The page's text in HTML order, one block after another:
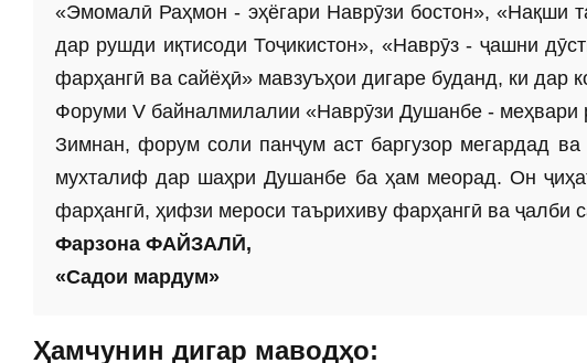
«Эмомалӣ Раҳмон - эҳёгари Наврӯзи бостон», «Нақши
дар рушди иқтисоди Тоҷикистон», «Наврӯз - ҷашни
фарҳангӣ ва сайёҳӣ» мавзуъҳои дигаре буданд, ки
Форуми V байналмилалии «Наврӯзи Душанбе - меҳвари
Зимнан, форум соли панҷум аст баргузор мегардад ва
мухталиф дар шаҳри Душанбе ба ҳам меорад. Он
фарҳангӣ, ҳифзи мероси таърихиву фарҳангӣ ва ҷалби
Фарзона ФАЙЗАЛӢ,
«Садои мардум»
Ҳамчунин дигар маводҳо: